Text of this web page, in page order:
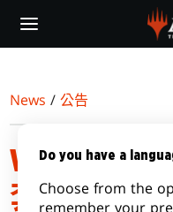
main
News /公告
套牌牌張
Do you have a
Choose from the
remember your